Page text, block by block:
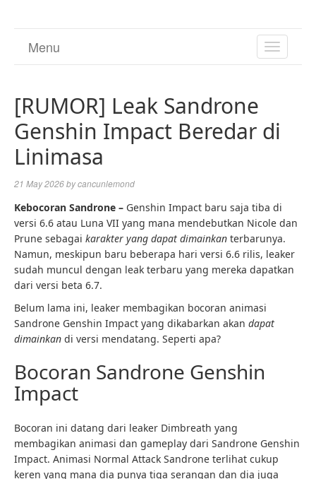
TOGGLE
Menu
[RUMOR] Leak Sandrone
Genshin Impact Beredar di
Linimasa
21 May 2026bycancunlemond
Kebocoran Sandrone – Genshin Impact baru saja tiba di
versi 6.6 atau Luna VII yang mana mendebutkan Nicole dan
Prune sebagai karakter yang dapat dimainkan terbarunya.
Namun, meskipun baru beberapa hari versi 6.6 rilis, leaker
sudah muncul dengan leak terbaru yang mereka dapatkan
dari versi beta 6.7.
Belum lama ini, leaker membagikan bocoran animasi
Sandrone Genshin Impact yang dikabarkan akan dapat
dimainkan di versi mendatang. Seperti apa?
Bocoran Sandrone Genshin
Impact
Bocoran ini datang dari leaker Dimbreath yang
membagikan animasi dan gameplay dari Sandrone Genshin
Impact. Animasi Normal Attack Sandrone terlihat cukup
keren yang mana dia punya tiga serangan dan dia juga